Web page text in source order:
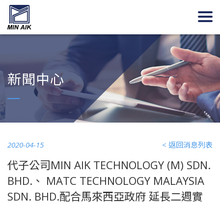
新聞中心
2020-04-15 < 返回消息列表
代子公司MIN AIK TECHNOLOGY (M) SDN.
BHD.、 MATC TECHNOLOGY MALAYSIA
SDN. BHD.配合馬來西亞政府 延長二週實